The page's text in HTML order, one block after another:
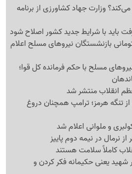
وزارت جهاد کشاورزی از برنامه
باید با شرایط جدید کشور اصلاح شود
40 میلیون تومانی بازنشستگان نیروهای مسلح اعلام
ارشد نیروهای مسلح با حکم فرمانده کل قوا؛
انقلاب منتشر شد
تنگه‌ هرمز؛ ترامپ همچنان دروغ
و ملوانی اعلام شد
نرمال در نیمه دوم پاییز
کاملاً سلامت هستند
شهید یعنی حکیمانه فکر کردن و